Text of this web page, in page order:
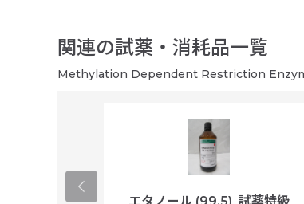
関連の試薬・消耗品一覧
Methylation Dependent Restriction
エタノール (99.5)_試薬特級